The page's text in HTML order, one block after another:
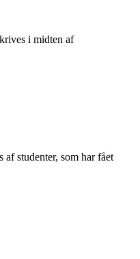
i midten af
af studenter, som har fået